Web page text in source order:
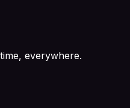
everywhere.